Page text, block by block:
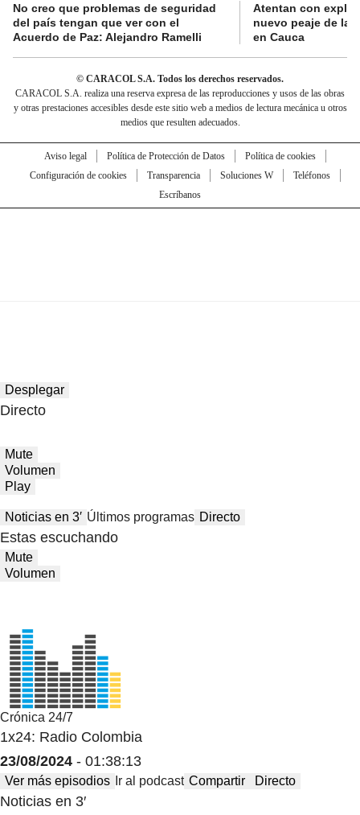
No creo que problemas de seguridad
del país tengan que ver con el
Acuerdo de Paz: Alejandro Ramelli
Atentan con
nuevo peaje de la
en Cauca
© CARACOL S.A. Todos los derechos reservados.
CARACOL S.A. realiza una reserva expresa de las reproducciones y usos de las obras
y otras prestaciones accesibles desde este sitio web a medios de lectura mecánica u otros
medios que resulten adecuados.
Aviso legal Política de Protección de Datos
Política de cookies
Configuración de cookies
Transparencia Soluciones W
Teléfonos
Escríbanos
Desplegar
Directo
Mute
Volumen
Play
Noticias en 3′ Últimos programas Directo
Estas escuchando
Mute
Volumen
Crónica 24/7
1x24: Radio Colombia
23/08/2024 - 01:38:13
Ver más episodios Ir al podcast Compartir Directo
Noticias en 3′